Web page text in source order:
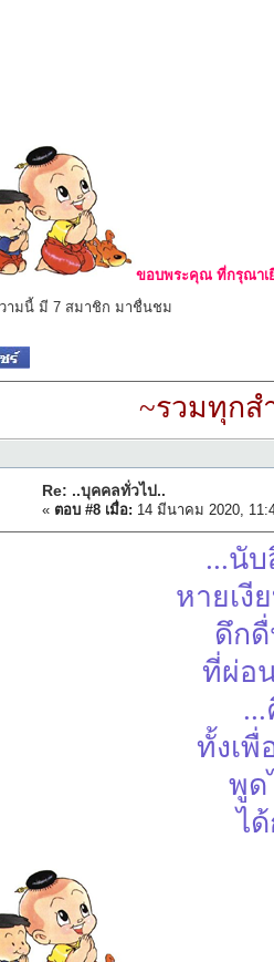
ขอบพระคุณ ที่กรุณาเ
ามนี้ มี 7 สมาชิก มาชื่นชม
~รวมทุกส
Re: ..บุคคลทั่วไป..
« ตอบ #8 เมื่อ: 14 มีนาคม 2020,
...นั
หายเงี
ดึกดื่
ที่ผ่อ
ทั้งเพื่
พูด
ไ